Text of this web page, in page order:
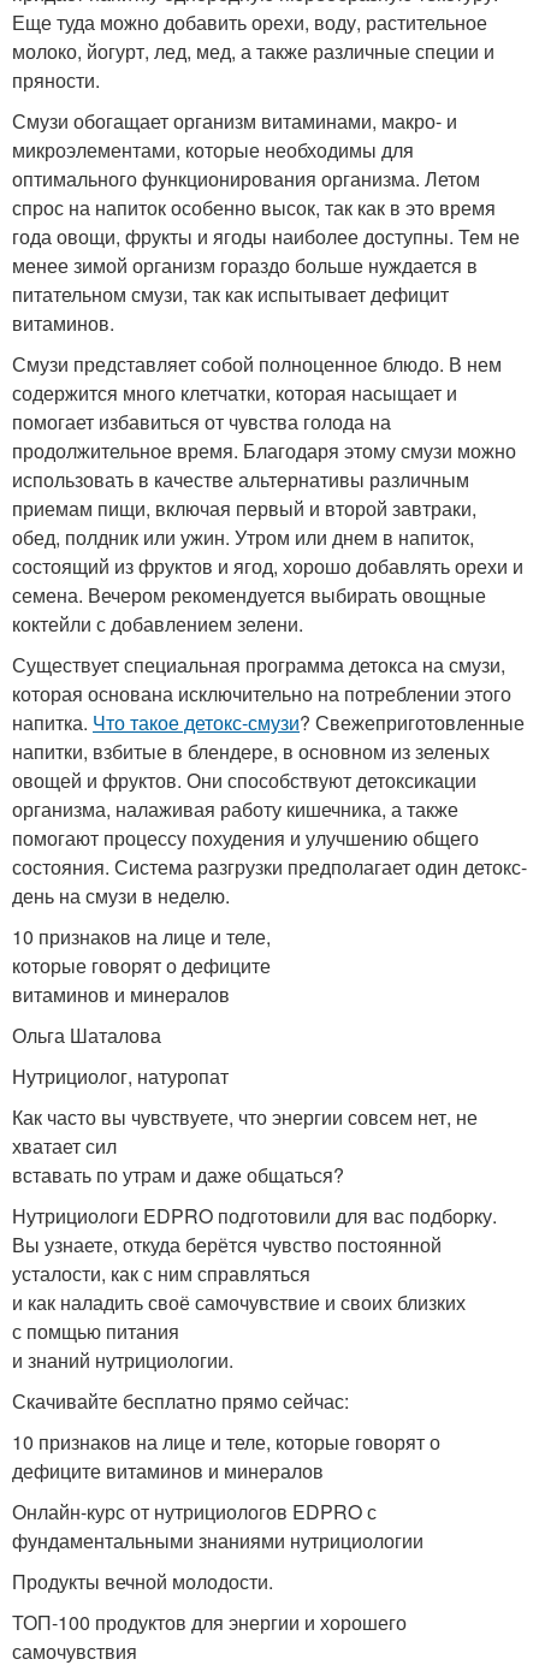
Еще туда можно добавить орехи, воду, растительное
молоко, йогурт, лед, мед, а также различные специи и
пряности.
Смузи обогащает организм витаминами, макро- и
микроэлементами, которые необходимы для
оптимального функционирования организма. Летом
спрос на напиток особенно высок, так как в это время
года овощи, фрукты и ягоды наиболее доступны. Тем не
менее зимой организм гораздо больше нуждается в
питательном смузи, так как испытывает дефицит
витаминов.
Смузи представляет собой полноценное блюдо. В нем
содержится много клетчатки, которая насыщает и
помогает избавиться от чувства голода на
продолжительное время. Благодаря этому смузи можно
использовать в качестве альтернативы различным
приемам пищи, включая первый и второй завтраки,
обед, полдник или ужин. Утром или днем в напиток,
состоящий из фруктов и ягод, хорошо добавлять орехи и
семена. Вечером рекомендуется выбирать овощные
коктейли с добавлением зелени.
Существует специальная программа детокса на смузи,
которая основана исключительно на потреблении этого
напитка. Что такое детокс-смузи? Свежеприготовленные
напитки, взбитые в блендере, в основном из зеленых
овощей и фруктов. Они способствуют детоксикации
организма, налаживая работу кишечника, а также
помогают процессу похудения и улучшению общего
состояния. Система разгрузки предполагает один детокс-
день на смузи в неделю.
10 признаков на лице и теле,
которые говорят о дефиците
витаминов и минералов
Ольга Шаталова
Нутрициолог, натуропат
Как часто вы чувствуете, что энергии совсем нет, не
хватает сил
вставать по утрам и даже общаться?
Нутрициологи EDPRO подготовили для вас подборку.
Вы узнаете, откуда берётся чувство постоянной
усталости, как с ним справляться
и как наладить своё самочувствие и своих близких
с помщью питания
и знаний нутрициологии.
Скачивайте бесплатно прямо сейчас:
10 признаков на лице и теле, которые говорят о
дефиците витаминов и минералов
Онлайн-курс от нутрициологов EDPRO с
фундаментальными знаниями нутрициологии
Продукты вечной молодости.
ТОП-100 продуктов для энергии и хорошего
самочувствия